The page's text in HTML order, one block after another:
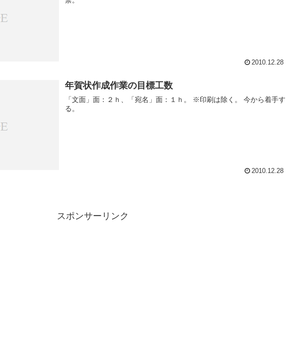
2010.12.28
年賀状作成作業の目標工数
「文面」面：２ｈ、「宛名」面：１ｈ。 ※印刷は除く。 今から着手す
る。
2010.12.28
スポンサーリンク